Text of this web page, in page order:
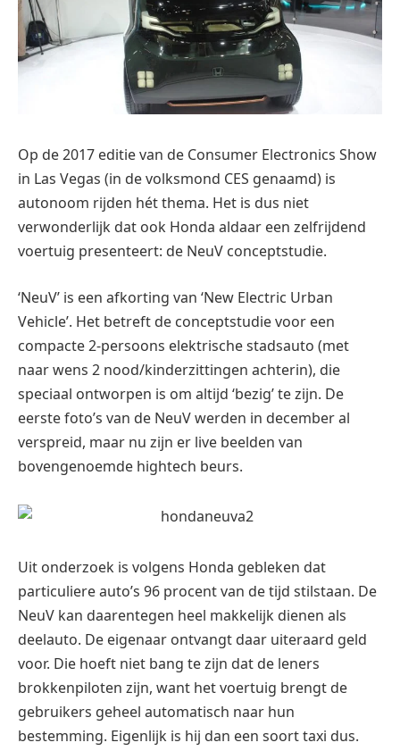
Op de 2017 editie van de Consumer Electronics Show
in Las Vegas (in de volksmond CES genaamd) is
autonoom rijden hét thema. Het is dus niet
verwonderlijk dat ook Honda aldaar een zelfrijdend
voertuig presenteert: de NeuV conceptstudie.
‘NeuV’ is een afkorting van ‘New Electric Urban
Vehicle’. Het betreft de conceptstudie voor een
compacte 2-persoons elektrische stadsauto (met
naar wens 2 nood/kinderzittingen achterin), die
speciaal ontworpen is om altijd ‘bezig’ te zijn. De
eerste foto’s van de NeuV werden in december al
verspreid, maar nu zijn er live beelden van
bovengenoemde hightech beurs.
Uit onderzoek is volgens Honda gebleken dat
particuliere auto’s 96 procent van de tijd stilstaan. De
NeuV kan daarentegen heel makkelijk dienen als
deelauto. De eigenaar ontvangt daar uiteraard geld
voor. Die hoeft niet bang te zijn dat de leners
brokkenpiloten zijn, want het voertuig brengt de
gebruikers geheel automatisch naar hun
bestemming. Eigenlijk is hij dan een soort taxi dus.